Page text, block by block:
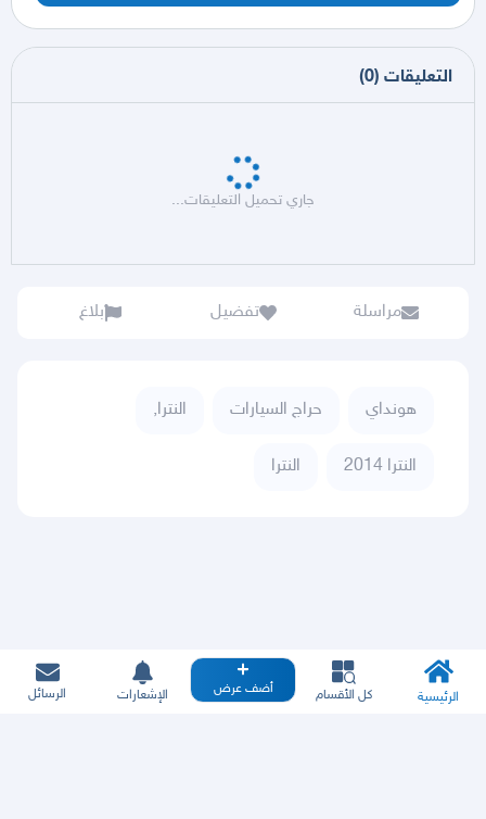
التعليقات (
0
)
جاري تحميل التعليقات...
مراسلة تفضيل بلاغ
هونداي حراج السيارات النترا,
النترا 2014 النترا
الرئيسية كل الأقسام أضف عرض الإشعارات الرسائل